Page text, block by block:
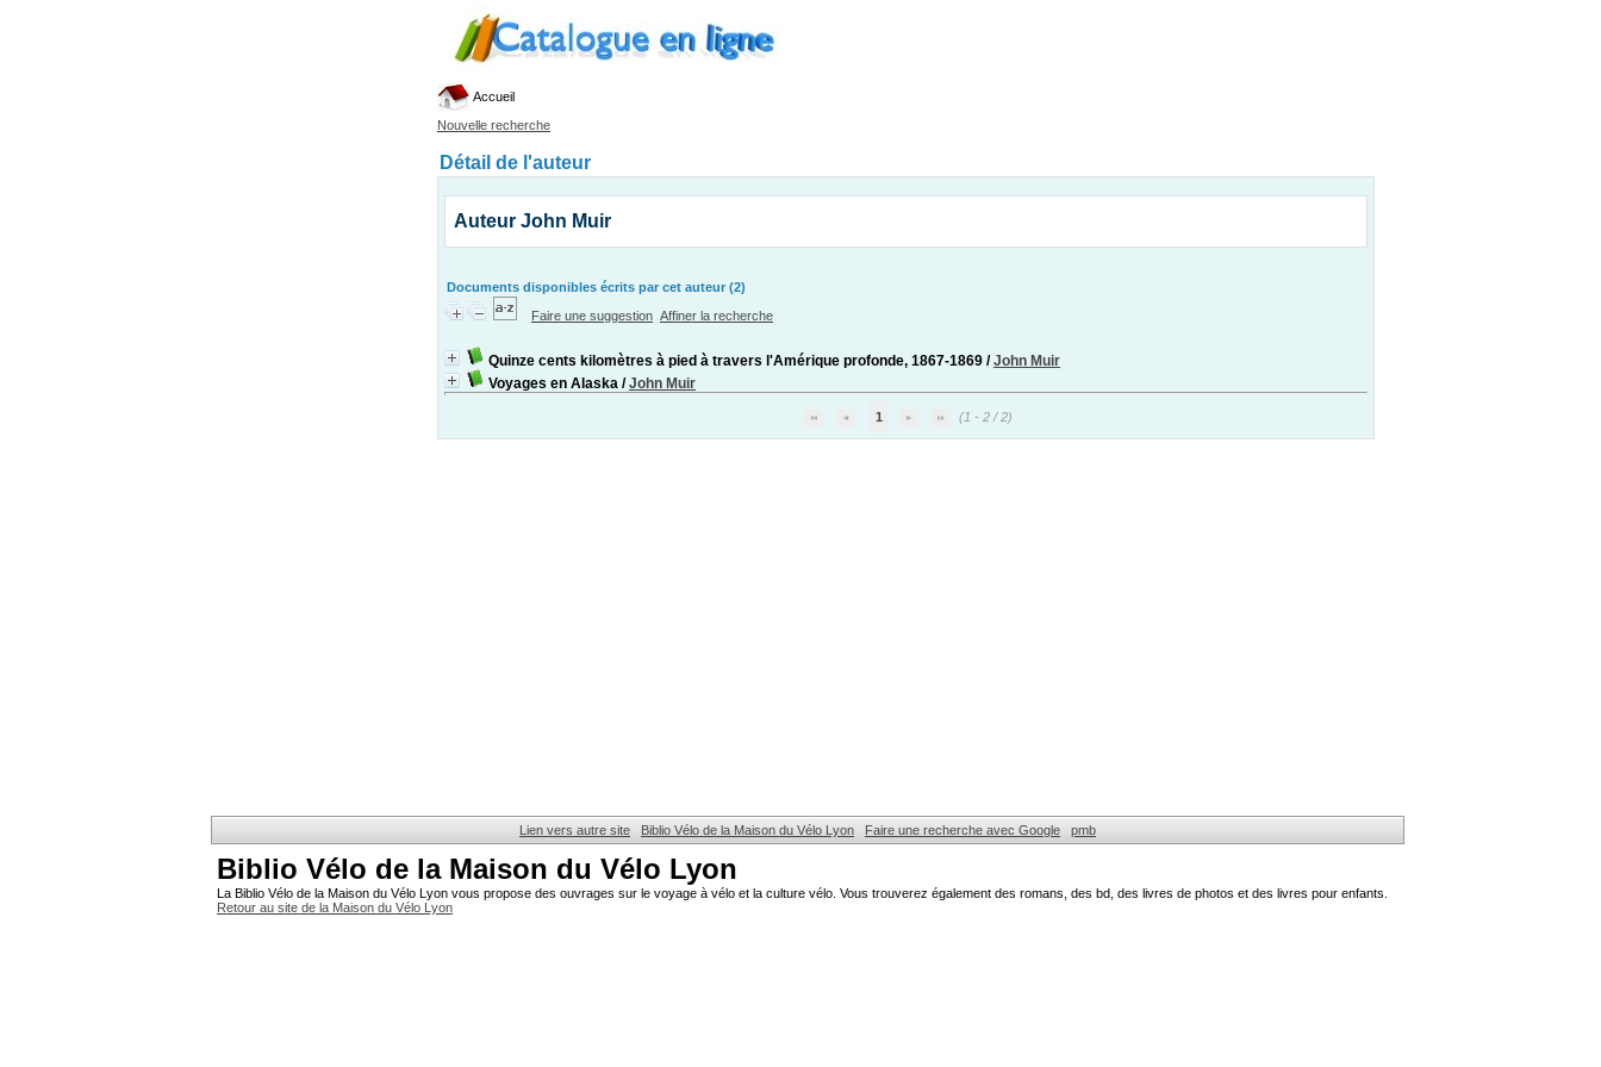
Accueil
Nouvelle recherche
Détail de l'auteur
Auteur John Muir
Documents disponibles écrits par cet auteur (2)
Faire une suggestion Affiner la recherche
Quinze cents kilomètres à pied à travers l'Amérique profonde, 1867-1869 /John Muir
Voyages en Alaska /John Muir
1 (1 - 2 / 2)
Lien vers autre site Biblio Vélo de la Maison du Vélo Lyon Faire une recherche avec Google pmb
Biblio Vélo de la Maison du Vélo Lyon
La Biblio Vélo de la Maison du Vélo Lyon vous propose des ouvrages sur le voyage à vélo et la culture vélo. Vous trouverez également des romans, des bd, des livres de photos et des livres pour enfants.
Retour au site de la Maison du Vélo Lyon